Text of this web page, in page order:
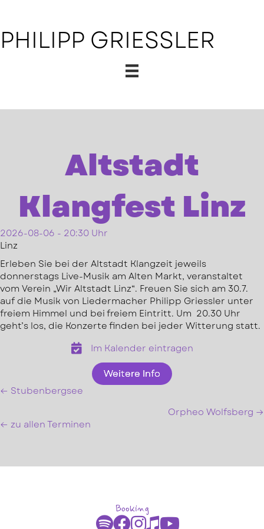
PHILIPP GRIESSLER
Altstadt
Klangfest Linz
2026-08-06 - 20:30 Uhr
Linz
Erleben Sie bei der Altstadt Klangzeit jeweils
donnerstags Live-Musik am Alten Markt, veranstaltet
vom Verein „Wir Altstadt Linz“. Freuen Sie sich am 30.7.
auf die Musik von Liedermacher Philipp Griessler unter
freiem Himmel und bei freiem Eintritt. Um 20.30 Uhr
geht’s los, die Konzerte finden bei jeder Witterung statt.
Im Kalender eintragen
Weitere Info
Posts
navigation
← Stubenbergsee
Orpheo Wolfsberg →
← zu allen Terminen
Booking